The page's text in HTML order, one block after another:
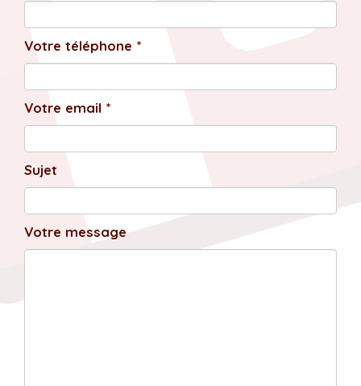
Votre téléphone *
Votre email *
Sujet
Votre message